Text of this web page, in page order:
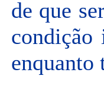
de que
condição
enquanto